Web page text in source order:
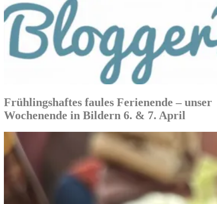
Frühlingshaftes faules Ferienende – unser
Wochenende in Bildern 6. & 7. April